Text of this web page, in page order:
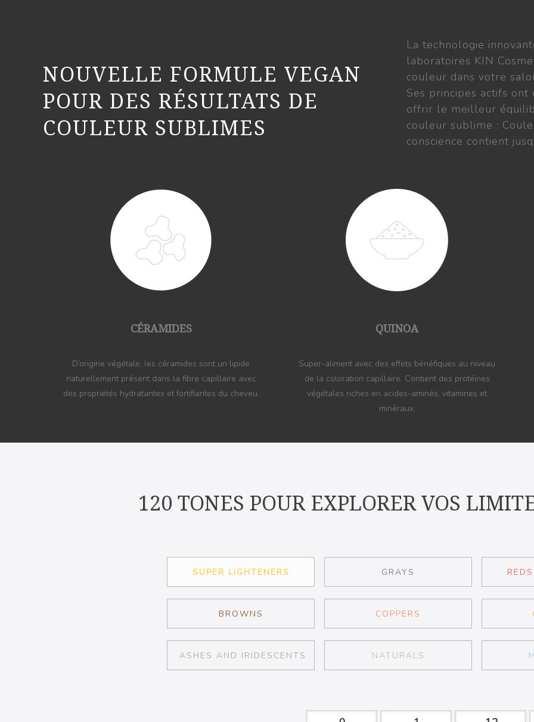
NOUVELLE FORMULE VEGAN
POUR DES RÉSULTATS DE
COULEUR SUBLIMES
La technologie
laboratoires KIN
couleur dans votre
Ses principes actifs
offrir le meilleur
couleur sublime :
conscience contient
CÉRAMIDES
D’origine végétale, les céramides sont un lipide
naturellement présent dans la fibre capillaire avec
des propriétés hydratantes et fortifiantes du cheveu.
QUINOA
Super-aliment avec des effets bénéfiques au niveau
de la coloration capillaire. Contient des protéines
végétales riches en acides-aminés, vitamines et
minéraux.
120 TONES POUR EXPLORER VOS
SUPER LIGHTENERS GRAYS
BROWNS COPPERS
ASHES AND IRIDESCENTS NATURALS